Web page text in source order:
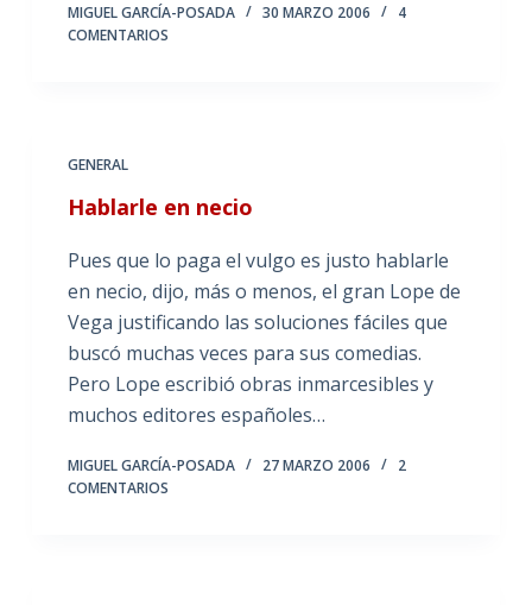
MIGUEL GARCÍA-POSADA 30 MARZO 2006
4
COMENTARIOS
GENERAL
Hablarle en necio
Pues que lo paga el vulgo es justo hablarle
en necio, dijo, más o menos, el gran Lope de
Vega justificando las soluciones fáciles que
buscó muchas veces para sus comedias.
Pero Lope escribió obras inmarcesibles y
muchos editores españoles…
MIGUEL GARCÍA-POSADA 27 MARZO 2006
2
COMENTARIOS